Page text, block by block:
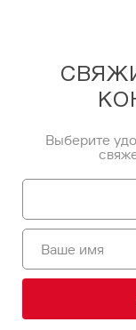
Выберите